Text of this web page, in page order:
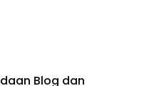
Blog dan